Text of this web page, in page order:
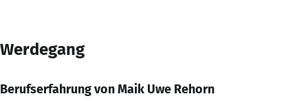
Werdegang
Berufserfahrung von Maik Uwe Rehorn